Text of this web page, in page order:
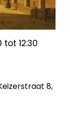
tot 12:30
8,